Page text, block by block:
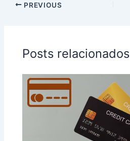
PREVIOUS
Posts relacionados